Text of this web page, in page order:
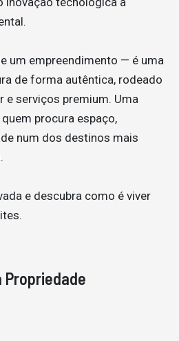
um empreendimento — é uma
de forma autêntica, rodeado
e serviços premium. Uma
procura espaço,
num dos destinos mais
e descubra como é viver